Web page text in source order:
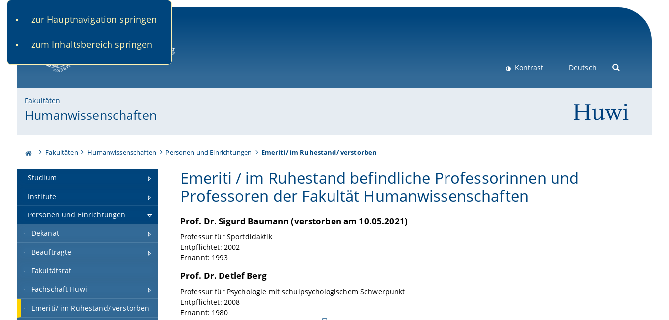
zur Hauptnavigation springen
zum Inhaltsbereich springen
Kontrast Deutsch
Fakultäten
Humanwissenschaften
Fakultäten Humanwissenschaften Personen und Einrichtungen Emeriti/ im Ruhestand/ verstorben
Studium
Institute
Personen und Einrichtungen
Dekanat
Beauftragte
Fakultätsrat
Fachschaft Huwi
Emeriti/ im Ruhestand/ verstorben
Emeriti / im Ruhestand befindliche Professorinnen und
Professoren der Fakultät Humanwissenschaften
Prof. Dr. Sigurd Baumann (verstorben am 10.05.2021)
Professur für Sportdidaktik
Entpflichtet: 2002
Ernannt: 1993
Prof. Dr. Detlef Berg
Professur für Psychologie mit schulpsychologischem Schwerpunkt
Entpflichtet: 2008
Ernannt: 1980